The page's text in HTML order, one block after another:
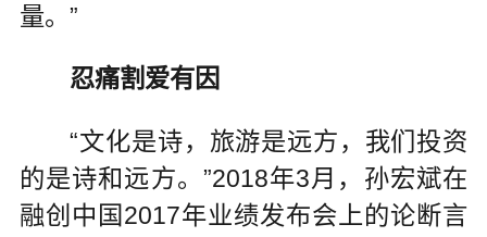
量。”
忍痛割爱有因
“文化是诗，旅游是远方，我们投资
的是诗和远方。”2018年3月，孙宏斌在
融创中国2017年业绩发布会上的论断言